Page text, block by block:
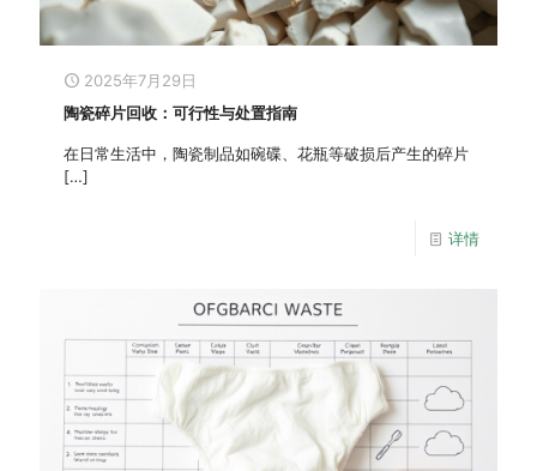
2025年7月29日
陶瓷碎片回收：可行性与处置指南
在日常生活中，陶瓷制品如碗碟、花瓶等破损后产生的碎片
[…]
详情